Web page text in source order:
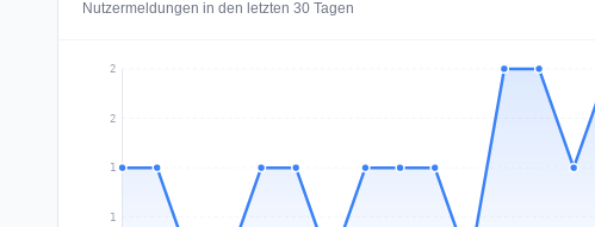
Nutzermeldungen in den letzten 30 Tagen
1
1
2
2